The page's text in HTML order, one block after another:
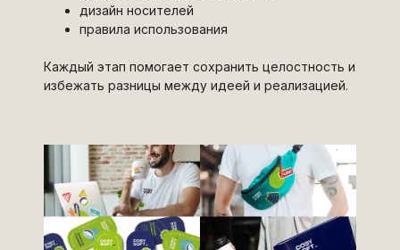
дизайн носителей
правила использования
Каждый этап помогает сохранить целостность и
избежать разницы между идеей и реализацией.